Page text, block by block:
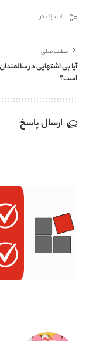
اشتراک در
مطلب قبلی
آیا بی اشتهایی در
است؟
ارسال پاسخ